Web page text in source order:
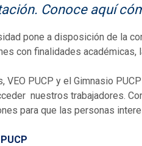
Conoce aquí
pone a disposición de la
con finalidades académicas,
VEO PUCP y el Gimnasio
nuestros trabajadores.
para que las personas